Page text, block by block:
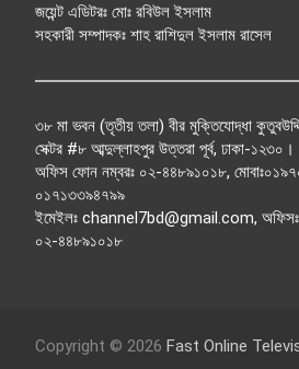
জয়েন্ট এডিটরঃ মোঃ রবিউল ইসলাম
সহকারী সম্পাদকঃ শাহ রাশিদুল ইসলাম রাসেল
৩৮ মা ভবন (তৃতীয় তলা) বীর মুক্তিযোদ্ধা
সেক্টর #৮ আব্দুল্লাহপুর উত্তরা পূর্ব, ঢাকা-১২৩০।
অফিস ফোন নম্বরঃ ০২-৪৪৮৯১০১৮,
০১৭১৩৩৯৪৭৯৯
ইমেইলঃ channel7bd@gmail.com, অফিসঃ
০২-৪৪৮৯১০১৮
Copyright © 2026 Fast Online